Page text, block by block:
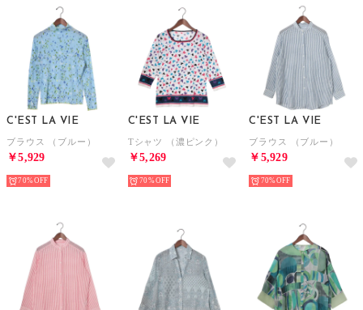
C'EST LA VIE
ブラウス （ブルー）
￥5,929
70%
C'EST LA VIE
Tシャツ （濃ピンク）
￥5,269
70%
C'EST LA VIE
ブラウス （ブルー）
￥5,929
70%